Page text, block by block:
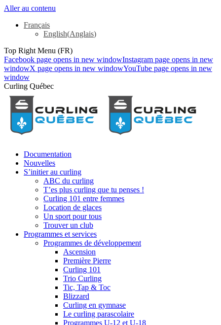
Aller au contenu
Français
English(Anglais)
Top Right Menu (FR)
Facebook page opens in new windowInstagram page opens in new
windowX page opens in new windowYouTube page opens in new
window
Curling Québec
Documentation
Nouvelles
S’initier au curling
ABC du curling
T’es plus curling que tu penses !
Curling 101 entre femmes
Location de glaces
Un sport pour tous
Trouver un club
Programmes et services
Programmes de développement
Ascension
Première Pierre
Curling 101
Trio Curling
Tic, Tap & Toc
Blizzard
Curling en gymnase
Le curling parascolaire
Programmes U-12 et U-18